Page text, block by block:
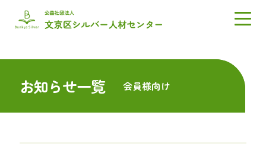
お知らせ一覧 会員様向け